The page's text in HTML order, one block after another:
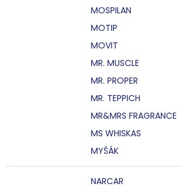
MOSPILAN
MOTIP
MOVIT
MR. MUSCLE
MR. PROPER
MR. TEPPICH
MR&MRS FRAGRANCE
MS WHISKAS
MYŠÁK
NARCAR